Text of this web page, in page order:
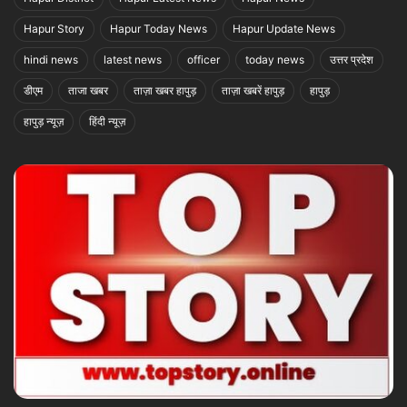
Hapur Story Hapur Today News Hapur Update News
hindi news latest news officer today news उत्तर प्रदेश
डीएम ताजा खबर ताज़ा खबर हापुड़ ताज़ा खबरें हापुड़ हापुड़
हापुड़ न्यूज़ हिंदी न्यूज़